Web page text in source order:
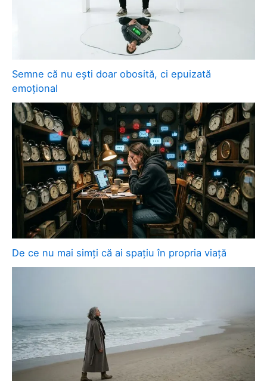
Semne că nu ești doar obosită, ci epuizată
emoțional
De ce nu mai simți că ai spațiu în propria viață